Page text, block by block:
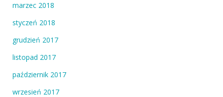
marzec 2018
styczeń 2018
grudzień 2017
listopad 2017
październik 2017
wrzesień 2017